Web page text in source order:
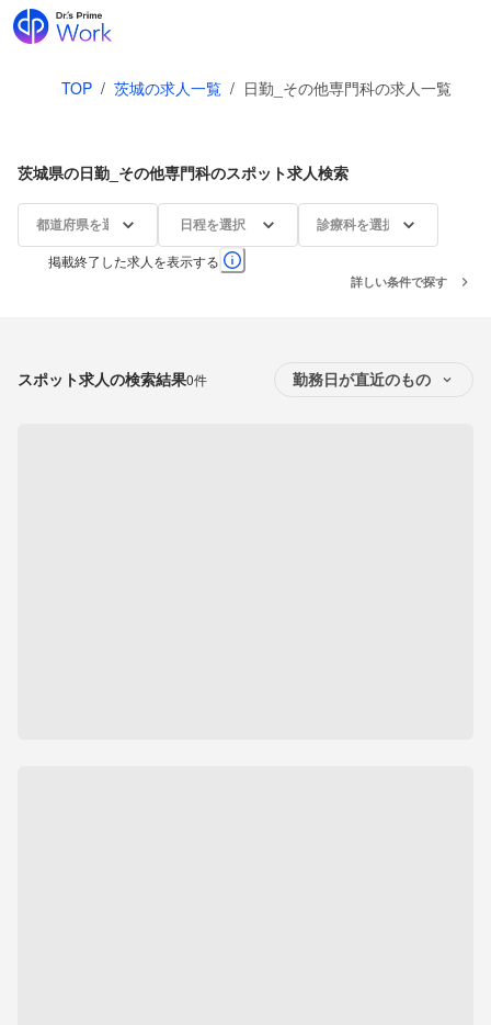
TOP / 茨城の求人一覧 / 日勤_その他専門科の求人一覧
茨城県の日勤_その他専門科のスポット求人検索
都道府県を選択 日程を選択 診療科を選択
掲載終了した求人を表示する
詳しい条件で探す
スポット求人の検索結果0件 勤務日が直近のもの